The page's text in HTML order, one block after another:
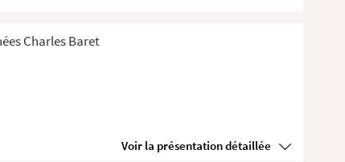
Charles Baret
Voir la présentation détaillée